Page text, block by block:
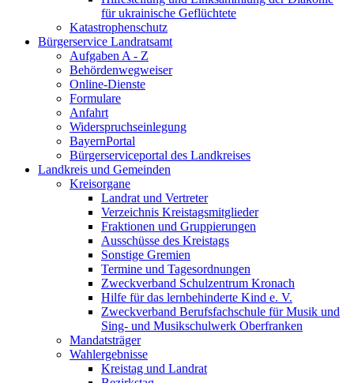
für ukrainische Geflüchtete
Katastrophenschutz
Bürgerservice Landratsamt
Aufgaben A - Z
Behördenwegweiser
Online-Dienste
Formulare
Anfahrt
Widerspruchseinlegung
BayernPortal
Bürgerserviceportal des Landkreises
Landkreis und Gemeinden
Kreisorgane
Landrat und Vertreter
Verzeichnis Kreistagsmitglieder
Fraktionen und Gruppierungen
Ausschüsse des Kreistags
Sonstige Gremien
Termine und Tagesordnungen
Zweckverband Schulzentrum Kronach
Hilfe für das lernbehinderte Kind e. V.
Zweckverband Berufsfachschule für Musik und
Sing- und Musikschulwerk Oberfranken
Mandatsträger
Wahlergebnisse
Kreistag und Landrat